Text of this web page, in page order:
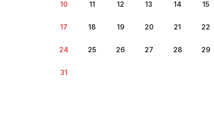
10 11 12 13 14 15
17 18 19 20 21 22
24 25 26 27 28 29
31